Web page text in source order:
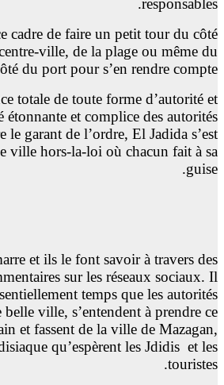
responsables.
cadre de faire un petit tour du côté
ville, de la plage ou même du
du port pour s’en rendre compte.
totale de toute forme d’autorité et
étonnante et complice des autorités
le garant de l’ordre, El Jadida s’est
ville hors-la-loi où chacun fait à sa
guise.
et ils le font savoir à travers des
sur les réseaux sociaux. Il
temps que les autorités
ville, s’entendent à prendre ce
et fassent de la ville de Mazagan,
qu’espèrent les Jdidis et les
touristes.